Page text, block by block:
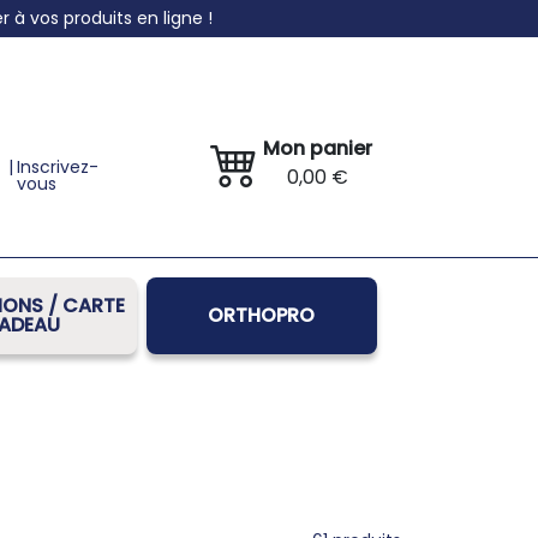
à vos produits en ligne !
| Inscrivez-
vous
Mon panier
0,00 €
/ CARTE ORTHOPRO